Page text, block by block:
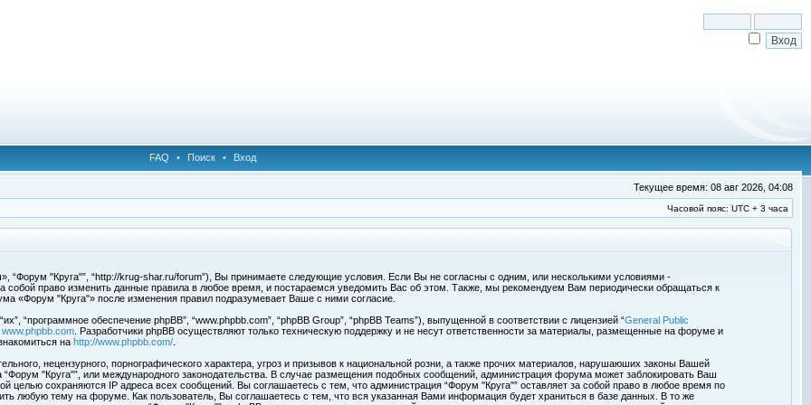
FAQ • Поиск • Вход
Текущее время: 08 авг 2026, 04:08
Часовой пояс: UTC + 3 часа
"Круга"”, “http://krug-shar.ru/forum”), Вы принимаете следующие условия. Если Вы не согласны с одним, или несколькими условиями -
собой право изменить данные правила в любое время, и постараемся уведомить Вас об этом. Также, мы рекомендуем Вам периодически обращаться к
«Форум "Круга"» после изменения правил подразумевает Ваше с ними согласие.
“программное обеспечение phpBB”, “www.phpbb.com”, “phpBB Group”, “phpBB Teams”), выпущенной в соответствии с лицензией “General Public
www.phpbb.com . Разработчики phpBB осуществляют только техническую поддержку и не несут ответственности за материалы, размещенные на форуме и
на http://www.phpbb.com/
нецензурного, порнографического характера, угроз и призывов к национальной розни, а также прочих материалов, нарушаюших законы Вашей
“Форум "Круга"”, или международного законодательства. В случае размещения подобных сообщений, администрация форума может заблокировать Ваш
целью сохраняются IP адреса всех сообщений. Вы соглашаетесь с тем, что администрация “Форум "Круга"” оставляет за собой право в любое время по
любую тему на форуме. Как пользователь, Вы соглашаетесь с тем, что вся указанная Вами информация будет храниться в базе данных. В то же